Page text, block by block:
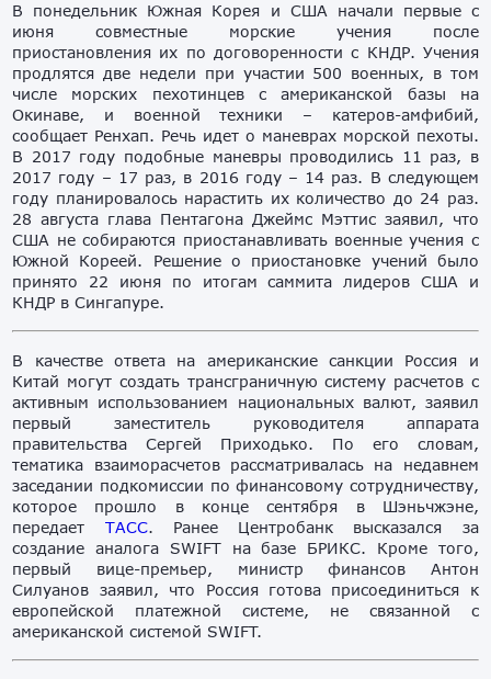
В понедельник Южная Корея и США начали первые с
июня совместные морские учения после
приостановления их по договоренности с КНДР. Учения
продлятся две недели при участии 500 военных, в том
числе морских пехотинцев с американской базы на
Окинаве, и военной техники – катеров-амфибий,
сообщает Ренхап. Речь идет о маневрах морской пехоты.
В 2017 году подобные маневры проводились 11 раз, в
2017 году – 17 раз, в 2016 году – 14 раз. В следующем
году планировалось нарастить их количество до 24 раз.
28 августа глава Пентагона Джеймс Мэттис заявил, что
США не собираются приостанавливать военные учения с
Южной Кореей. Решение о приостановке учений было
принято 22 июня по итогам саммита лидеров США и
КНДР в Сингапуре.
В качестве ответа на американские санкции Россия и
Китай могут создать трансграничную систему расчетов с
активным использованием национальных валют, заявил
первый заместитель руководителя аппарата
правительства Сергей Приходько. По его словам,
тематика взаиморасчетов рассматривалась на недавнем
заседании подкомиссии по финансовому сотрудничеству,
которое прошло в конце сентября в Шэньчжэне,
передает ТАСС. Ранее Центробанк высказался за
создание аналога SWIFT на базе БРИКС. Кроме того,
первый вице-премьер, министр финансов Антон
Силуанов заявил, что Россия готова присоединиться к
европейской платежной системе, не связанной с
американской системой SWIFT.